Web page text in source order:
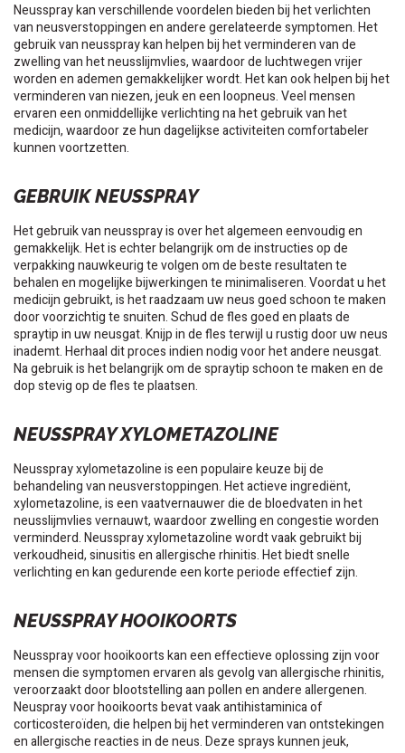
Neusspray kan verschillende voordelen bieden bij het verlichten
van neusverstoppingen en andere gerelateerde symptomen. Het
gebruik van neusspray kan helpen bij het verminderen van de
zwelling van het neusslijmvlies, waardoor de luchtwegen vrijer
worden en ademen gemakkelijker wordt. Het kan ook helpen bij het
verminderen van niezen, jeuk en een loopneus. Veel mensen
ervaren een onmiddellijke verlichting na het gebruik van het
medicijn, waardoor ze hun dagelijkse activiteiten comfortabeler
kunnen voortzetten.
GEBRUIK NEUSSPRAY
Het gebruik van neusspray is over het algemeen eenvoudig en
gemakkelijk. Het is echter belangrijk om de instructies op de
verpakking nauwkeurig te volgen om de beste resultaten te
behalen en mogelijke bijwerkingen te minimaliseren. Voordat u het
medicijn gebruikt, is het raadzaam uw neus goed schoon te maken
door voorzichtig te snuiten. Schud de fles goed en plaats de
spraytip in uw neusgat. Knijp in de fles terwijl u rustig door uw neus
inademt. Herhaal dit proces indien nodig voor het andere neusgat.
Na gebruik is het belangrijk om de spraytip schoon te maken en de
dop stevig op de fles te plaatsen.
NEUSSPRAY XYLOMETAZOLINE
Neusspray xylometazoline is een populaire keuze bij de
behandeling van neusverstoppingen. Het actieve ingrediënt,
xylometazoline, is een vaatvernauwer die de bloedvaten in het
neusslijmvlies vernauwt, waardoor zwelling en congestie worden
verminderd. Neusspray xylometazoline wordt vaak gebruikt bij
verkoudheid, sinusitis en allergische rhinitis. Het biedt snelle
verlichting en kan gedurende een korte periode effectief zijn.
NEUSSPRAY HOOIKOORTS
Neusspray voor hooikoorts kan een effectieve oplossing zijn voor
mensen die symptomen ervaren als gevolg van allergische rhinitis,
veroorzaakt door blootstelling aan pollen en andere allergenen.
Neuspray voor hooikoorts bevat vaak antihistaminica of
corticosteroïden, die helpen bij het verminderen van ontstekingen
en allergische reacties in de neus. Deze sprays kunnen jeuk,